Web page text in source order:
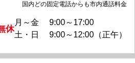
国内どの固定電話からも市内通話料金
休
月～金
9:00～17:00
土・日
9:00～12:00（正午）